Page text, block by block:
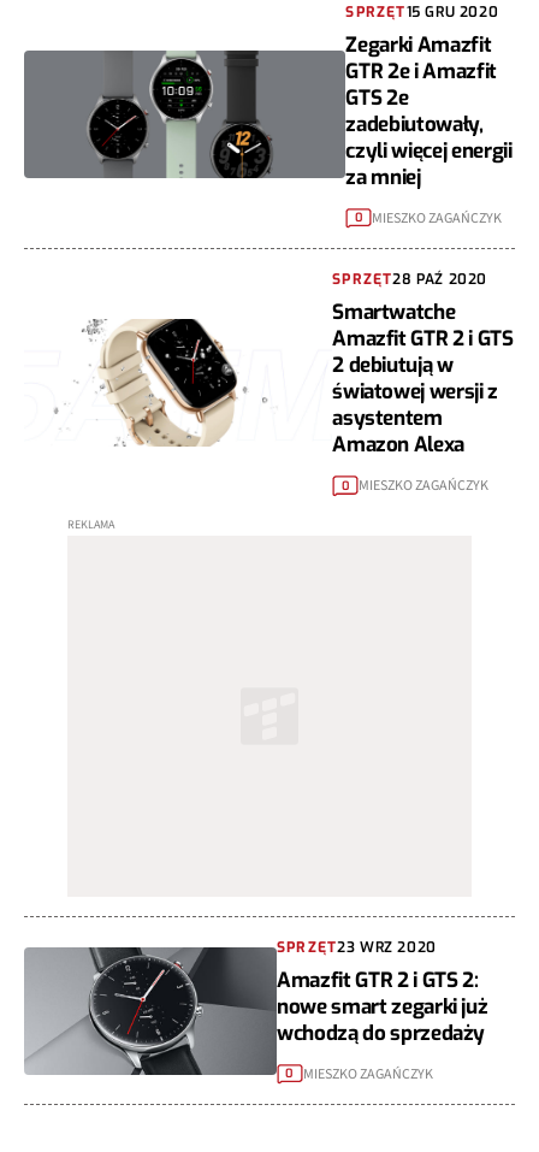
SPRZĘT15 GRU 2020
Zegarki Amazfit
GTR 2e i Amazfit
GTS 2e
zadebiutowały,
czyli więcej energii
za mniej
0 MIESZKO ZAGAŃCZYK
SPRZĘT28 PAŹ 2020
Smartwatche
Amazfit GTR 2 i GTS
2 debiutują w
światowej wersji z
asystentem
Amazon Alexa
0 MIESZKO ZAGAŃCZYK
SPRZĘT23 WRZ 2020
Amazfit GTR 2 i GTS 2:
nowe smart zegarki już
wchodzą do sprzedaży
0 MIESZKO ZAGAŃCZYK